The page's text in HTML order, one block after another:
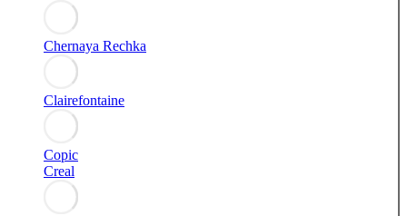
Chernaya Rechka
Clairefontaine
Copic
Creal